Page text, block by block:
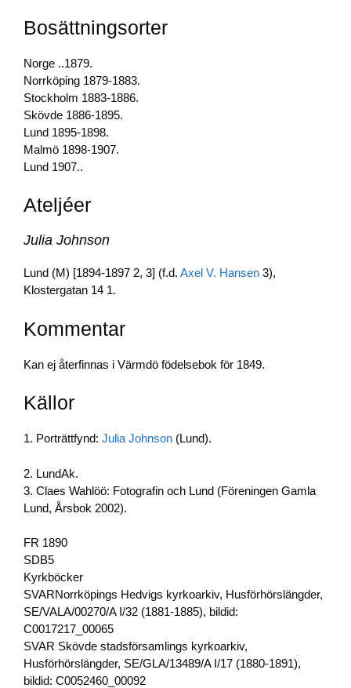
Bosättningsorter
Norge ..1879.
Norrköping 1879-1883.
Stockholm 1883-1886.
Skövde 1886-1895.
Lund 1895-1898.
Malmö 1898-1907.
Lund 1907..
Ateljéer
Julia Johnson
Lund (M) [1894-1897 2, 3] (f.d. Axel V. Hansen 3),
Klostergatan 14 1.
Kommentar
Kan ej återfinnas i Värmdö födelsebok för 1849.
Källor
1. Porträttfynd: Julia Johnson (Lund).
2. LundAk.
3. Claes Wahlöö: Fotografin och Lund (Föreningen Gamla
Lund, Årsbok 2002).
FR 1890
SDB5
Kyrkböcker
SVARNorrköpings Hedvigs kyrkoarkiv, Husförhörslängder,
SE/VALA/00270/A I/32 (1881-1885), bildid:
C0017217_00065
SVAR Skövde stadsförsamlings kyrkoarkiv,
Husförhörslängder, SE/GLA/13489/A I/17 (1880-1891),
bildid: C0052460_00092